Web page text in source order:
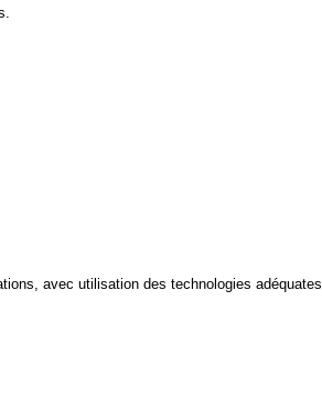
avec utilisation des technologies adéquates